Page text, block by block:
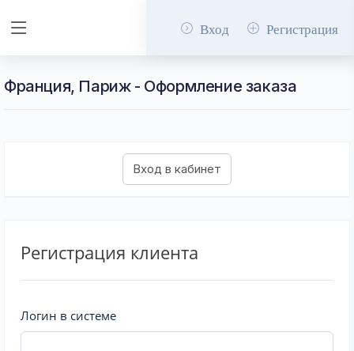
Вход Регистрация
Франция, Париж - Оформление заказа
Регистрация клиента
Логин в системе